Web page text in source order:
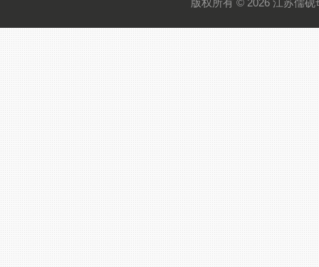
版权所有 © 2026 江苏儒